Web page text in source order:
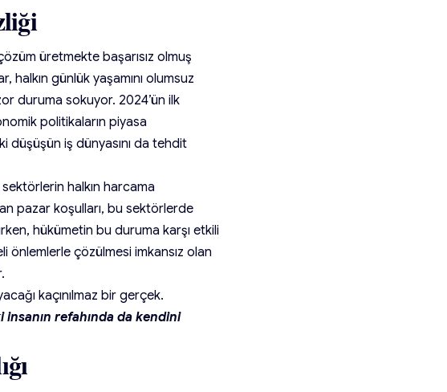
üretmekte başarısız olmuş
halkın günlük yaşamını olumsuz
duruma sokuyor. 2024’ün ilk
politikaların piyasa
düşüşün iş dünyasını da tehdit
halkın harcama
pazar koşulları, bu sektörlerde
hükümetin bu duruma karşı etkili
önlemlerle çözülmesi imkansız olan
kaçınılmaz bir gerçek.
refahında da kendini